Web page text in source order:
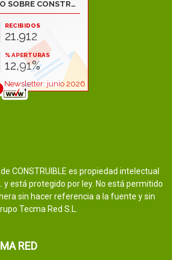
CONSTRUIBLE es propiedad intelectual
y está protegido por ley. No está permitido
sin hacer referencia a la fuente y sin
Tecma Red S.L.
RED